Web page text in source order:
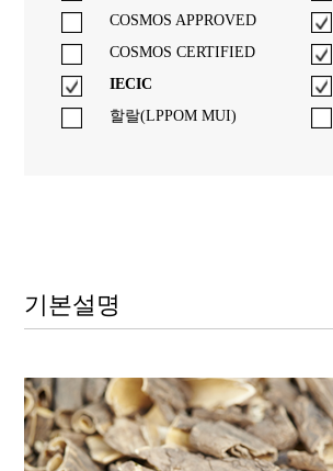
COSMOS APPROVED
COSMOS CERTIFIED
IECIC
할랄(LPPOM MUI)
기본설명